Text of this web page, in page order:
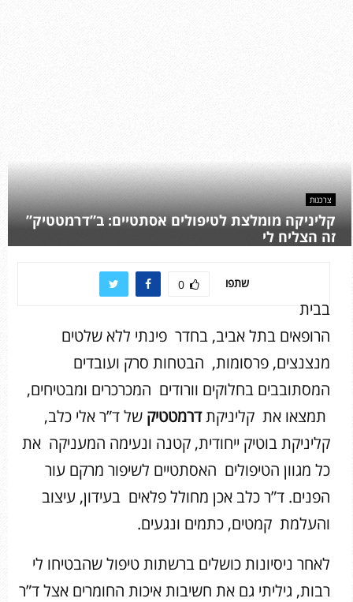
צרכנות
קליניקה מומלצת לטיפולים אסתטיים: ב”דרמטטיק”
זה הצליח לי
שתפו 0
בבית
הרופאים בתל אביב, בחדר פינתי ללא שלטים
מנצנצים, פרסומות, הבטחות סרק ועובדים
המסתובבים בחלוקים וורודים המכרכרים ומבטיחים,
תמצאו את קליניקתדרמטטיק של ד”ר אלי כלב,
קליניקת בוטיק ייחודית, קטנה ונעימה המעניקה את
כל מגוון הטיפולים האסתטיים לשיפור מרקם עור
הפנים. ד”ר כלב אכן מחולל פלאים בעידון, עיצוב
והעלמת קמטים, כתמים ונגעים.
לאחר ניסיונות כושלים ברשתות טיפול שהבטיחו לי
רבות, גיליתי גם את חשיבות איכות החומרים אצל ד”ר